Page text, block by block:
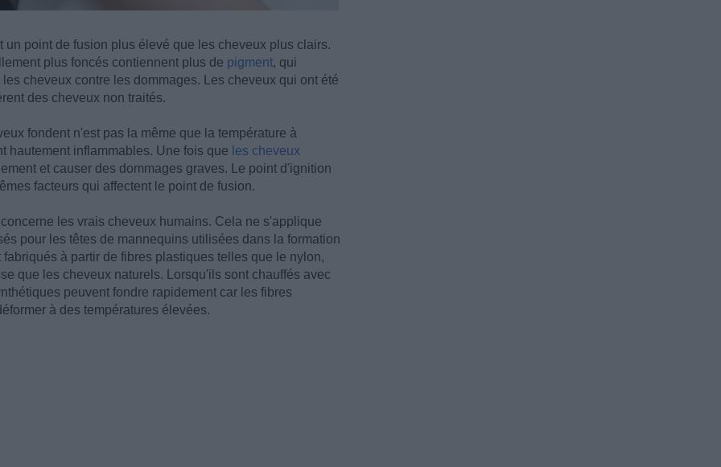
un point de fusion plus élevé que les cheveux plus clairs.
plus foncés contiennent plus de pigment, qui
cheveux contre les dommages. Les cheveux qui ont été
des cheveux non traités.
fondent n'est pas la même que la température à
hautement inflammables. Une fois que les cheveux
et causer des dommages graves. Le point d'ignition
facteurs qui affectent le point de fusion.
les vrais cheveux humains. Cela ne s'applique
pour les têtes de mannequins utilisées dans la formation
à partir de fibres plastiques telles que le nylon,
que les cheveux naturels. Lorsqu'ils sont chauffés avec
peuvent fondre rapidement car les fibres
à des températures élevées.